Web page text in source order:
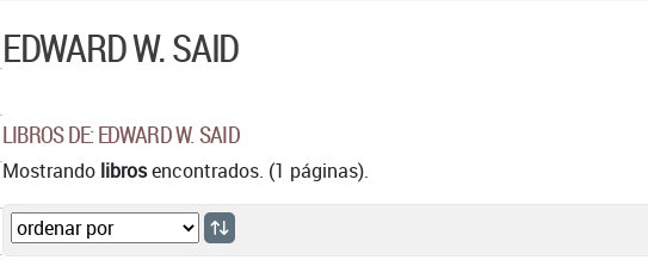
EDWARD W. SAID
LIBROS DE: EDWARD W. SAID
Mostrando librosencontrados. (1 páginas).